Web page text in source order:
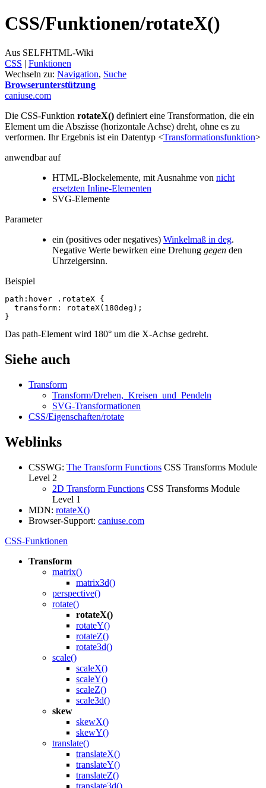
CSS/Funktionen/rotateX()
Aus SELFHTML-Wiki
CSS ‎ | Funktionen
Wechseln zu: Navigation, Suche
Browserunterstützung
caniuse.com
Die CSS-Funktion rotateX() definiert eine Transformation, die ein
Element um die Abszisse (horizontale Achse) dreht, ohne es zu
verformen. Ihr Ergebnis ist ein Datentyp <Transformationsfunktion>
anwendbar auf
HTML-Blockelemente, mit Ausnahme von nicht
ersetzten Inline-Elementen
SVG-Elemente
Parameter
ein (positives oder negatives) Winkelmaß in deg.
Negative Werte bewirken eine Drehung gegen den
Uhrzeigersinn.
Beispiel
path :hover .rotateX {
transform : rotateX( 180deg );
}
Das path-Element wird 180° um die X-Achse gedreht.
Siehe auch
Transform
Transform/Drehen,_Kreisen_und_Pendeln
SVG-Transformationen
CSS/Eigenschaften/rotate
Weblinks
CSSWG: The Transform Functions CSS Transforms Module
Level 2
2D Transform Functions CSS Transforms Module
Level 1
MDN: rotateX()
Browser-Support: caniuse.com
CSS-Funktionen
Transform
matrix()
matrix3d()
perspective()
rotate()
rotateX()
rotateY()
rotateZ()
rotate3d()
scale()
scaleX()
scaleY()
scaleZ()
scale3d()
skew
skewX()
skewY()
translate()
translateX()
translateY()
translateZ()
translate3d()